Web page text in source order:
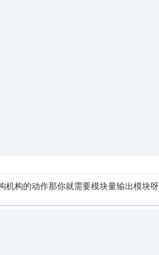
机构的动作那你就需要模块量输出模块